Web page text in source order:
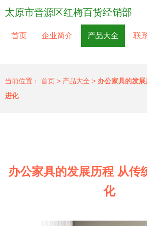
太原市晋源区红梅百货经销部
首页 企业简介 产品大全 联
当前位置： 首页 > 产品大全 > 办公家具的发
进化
办公家具的发展历程 从传
化